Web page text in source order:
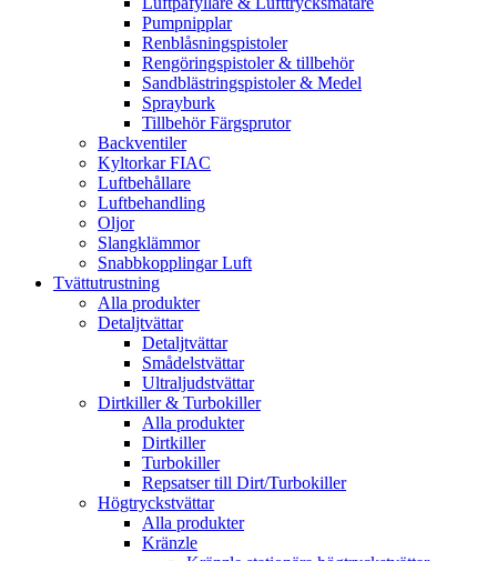
Pumpnipplar
Renblåsningspistoler
Rengöringspistoler & tillbehör
Sandblästringspistoler & Medel
Sprayburk
Tillbehör Färgsprutor
Backventiler
Kyltorkar FIAC
Luftbehållare
Luftbehandling
Oljor
Slangklämmor
Snabbkopplingar Luft
Tvättutrustning
Alla produkter
Detaljtvättar
Detaljtvättar
Smådelstvättar
Ultraljudstvättar
Dirtkiller & Turbokiller
Alla produkter
Dirtkiller
Turbokiller
Repsatser till Dirt/Turbokiller
Högtryckstvättar
Alla produkter
Kränzle